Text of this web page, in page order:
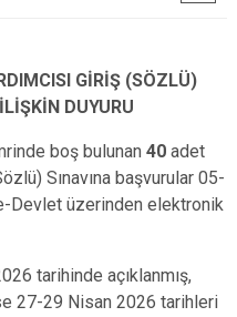
GİRİŞ (SÖZLÜ)
DUYURU
boş bulunan 40 adet
Sınavına başvurular 05-
Devlet üzerinden elektronik
tarihinde açıklanmış,
27-29 Nisan 2026 tarihleri